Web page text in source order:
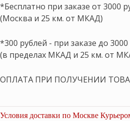
*Бесплатно при заказе от 3000
(Москва и 25 км. от МКАД)
*300 рублей - при заказе до 3000
(в пределах МКАД и 25 км. от
ОПЛАТА ПРИ ПОЛУЧЕНИИ
Условия доставки по Москве